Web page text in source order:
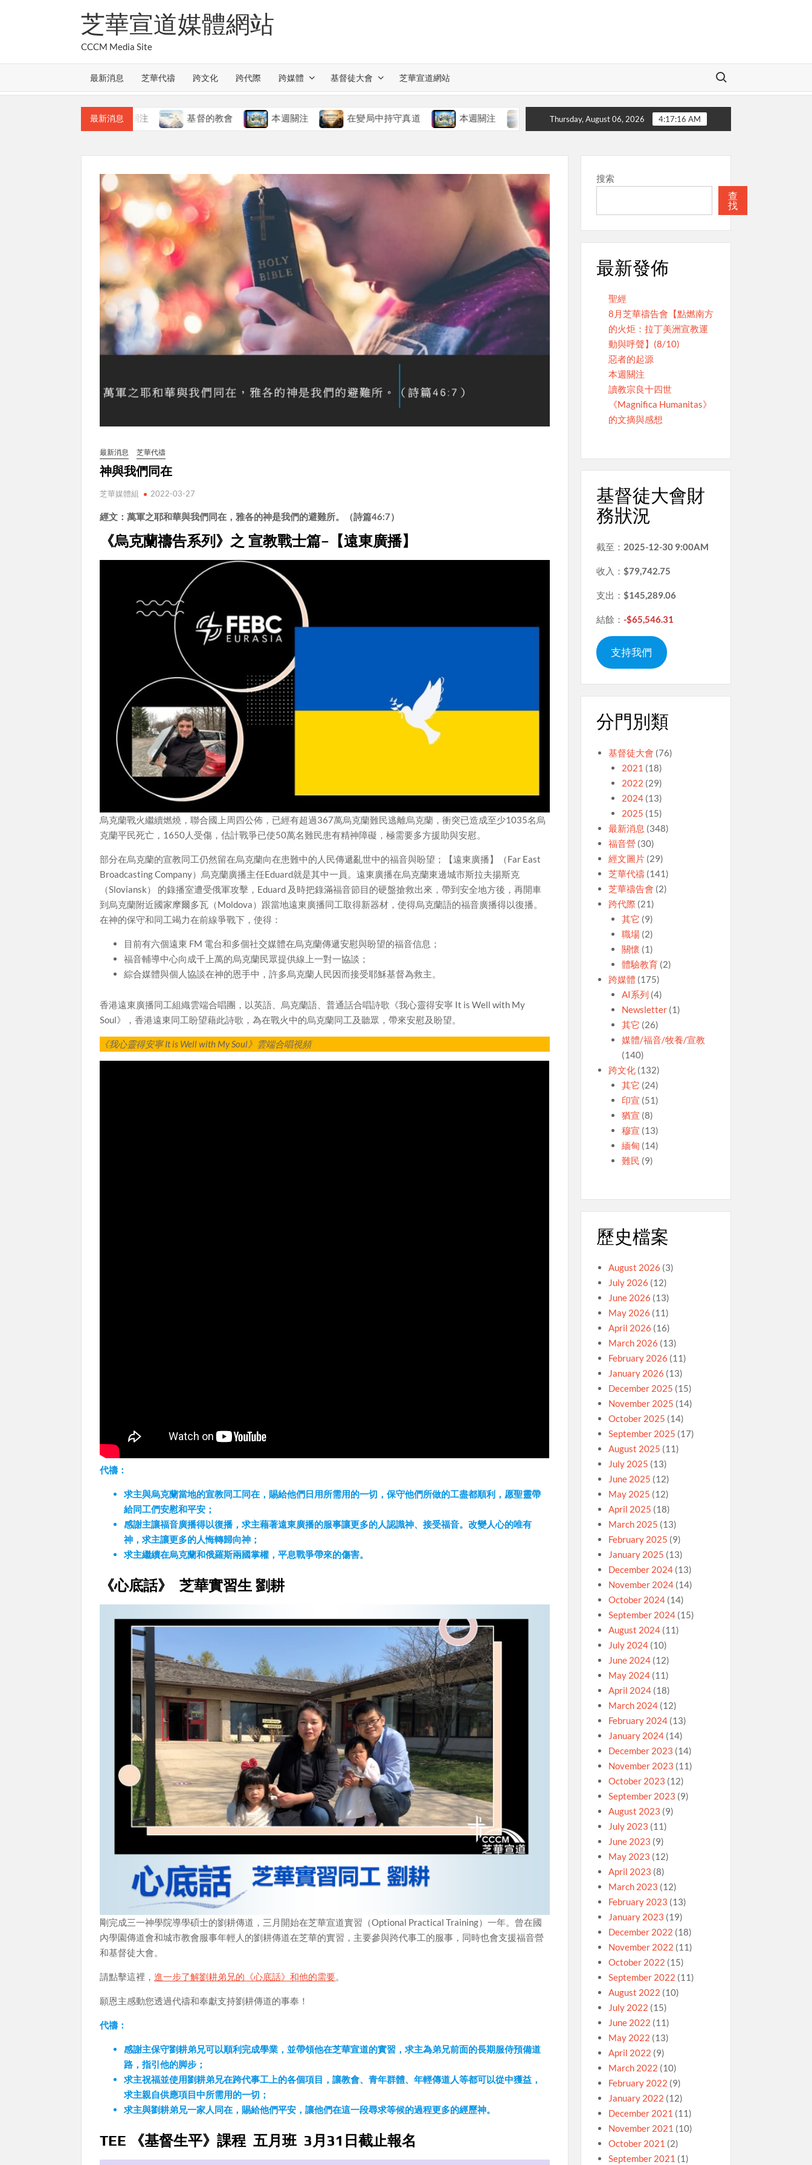
芝華宣道媒體網站
CCCM Media Site
最新消息 芝華代禱 跨文化 跨代際 跨媒體 基督徒大會 芝華宣道網站
Search for:
最新消息
本週關注 基督的教會 本週關注 在變局中持守真道 本週關注 慈愛的神 本週關注 聖經
Thursday, August 06, 2026 4:17:17 AM
最新消息 芝華代禱
神與我們同在
芝華媒體組 2022-03-27
經文：萬軍之耶和華與我們同在，雅各的神是我們的避難所。（詩篇46:7）
《烏克蘭禱告系列》之 宣教戰士篇–【遠東廣播】
烏克蘭戰火繼續燃燒，聯合國上周四公佈，已經有超過367萬烏克蘭難民逃離烏克蘭，衝突已造成至少1035名烏
克蘭平民死亡，1650人受傷，估計戰爭已使50萬名難民患有精神障礙，極需要多方援助與安慰。
部分在烏克蘭的宣教同工仍然留在烏克蘭向在患難中的人民傳遞亂世中的福音與盼望；【遠東廣播】（Far East
Broadcasting Company）烏克蘭廣播主任Eduard就是其中一員。遠東廣播在烏克蘭東邊城市斯拉夫揚斯克
（Sloviansk） 的錄播室遭受俄軍攻擊，Eduard 及時把錄滿福音節目的硬盤搶救出來，帶到安全地方後，再開車
到烏克蘭附近國家摩爾多瓦（Moldova）跟當地遠東廣播同工取得新器材，使得烏克蘭語的福音廣播得以復播。
在神的保守和同工竭力在前線爭戰下，使得：
目前有六個遠東 FM 電台和多個社交媒體在烏克蘭傳遞安慰與盼望的福音信息；
福音輔導中心向成千上萬的烏克蘭民眾提供線上一對一協談；
綜合媒體與個人協談在神的恩手中，許多烏克蘭人民因而接受耶穌基督為救主。
香港遠東廣播同工組織雲端合唱團，以英語、烏克蘭語、普通話合唱詩歌《我心靈得安寧 It is Well with My
Soul》，香港遠東同工盼望藉此詩歌，為在戰火中的烏克蘭同工及聽眾，帶來安慰及盼望。
《我心靈得安寧 It is Well with My Soul》雲端合唱視頻
代禱：
求主與烏克蘭當地的宣教同工同在，賜給他們日用所需用的一切，保守他們所做的工盡都順利，愿聖靈帶
給同工們安慰和平安；
感謝主讓福音廣播得以復播，求主藉著遠東廣播的服事讓更多的人認識神、接受福音。改變人心的唯有
神，求主讓更多的人悔轉歸向神；
求主繼續在烏克蘭和俄羅斯兩國掌權，平息戰爭帶來的傷害。
《心底話》 芝華實習生 劉耕
剛完成三一神學院導學碩士的劉耕傳道，三月開始在芝華宣道實習（Optional Practical Training）一年。曾在國
內學園傳道會和城市教會服事年輕人的劉耕傳道在芝華的實習，主要參與跨代事工的服事，同時也會支援福音營
和基督徒大會。
請點擊這裡，進一步了解劉耕弟兄的《心底話》和他的需要。
願恩主感動您透過代禱和奉獻支持劉耕傳道的事奉！
代禱：
感謝主保守劉耕弟兄可以順利完成學業，並帶領他在芝華宣道的實習，求主為弟兄前面的長期服侍預備道
路，指引他的脚步；
求主祝福並使用劉耕弟兄在跨代事工上的各個項目，讓教會、青年群體、年輕傳道人等都可以從中獲益，
求主親自供應項目中所需用的一切；
求主與劉耕弟兄一家人同在，賜給他們平安，讓他們在這一段尋求等候的過程更多的經歷神。
TEE 《基督生平》課程 五月班 3月31日截止報名
搜索
查
找
最新發佈
聖經
8月芝華禱告會【點燃南方
的火炬：拉丁美洲宣教運
動與呼聲】(8/10)
惡者的起源
本週關注
讀教宗良十四世
《Magnifica Humanitas》
的文摘與感想
基督徒大會財
務狀況
截至： 2025-12-30 9:00AM
收入： $79,742.75
支出： $145,289.06
結餘： -$65,546.31
支持我們
分門別類
基督徒大會 (76)
2021 (18)
2022 (29)
2024 (13)
2025 (15)
最新消息 (348)
福音營(30)
經文圖片(29)
芝華代禱(141)
芝華禱告會 (2)
跨代際(21)
其它 (9)
職場 (2)
關懷 (1)
體驗教育 (2)
跨媒體 (175)
AI系列 (4)
Newsletter (1)
其它 (26)
媒體/福音/牧養/宣教
(140)
跨文化 (132)
其它 (24)
印宣 (51)
猶宣 (8)
穆宣 (13)
緬甸 (14)
難民 (9)
歷史檔案
August 2026 (3)
July 2026 (12)
June 2026 (13)
May 2026 (11)
April 2026 (16)
March 2026 (13)
February 2026 (11)
January 2026 (13)
December 2025 (15)
November 2025 (14)
October 2025 (14)
September 2025 (17)
August 2025 (11)
July 2025 (13)
June 2025 (12)
May 2025 (12)
April 2025 (18)
March 2025 (13)
February 2025 (9)
January 2025 (13)
December 2024(13)
November 2024(14)
October 2024(14)
September 2024(15)
August 2024(11)
July 2024(10)
June 2024(12)
May 2024(11)
April 2024(18)
March 2024(12)
February 2024(13)
January 2024(14)
December 2023 (14)
November 2023 (11)
October 2023 (12)
September 2023 (9)
August 2023 (9)
July 2023 (11)
June 2023 (9)
May 2023 (12)
April 2023 (8)
March 2023 (12)
February 2023 (13)
January 2023 (19)
December 2022 (18)
November 2022 (11)
October 2022 (15)
September 2022 (11)
August 2022 (10)
July 2022 (15)
June 2022 (11)
May 2022 (13)
April 2022 (9)
March 2022 (10)
February 2022 (9)
January 2022 (12)
December 2021 (11)
November 2021 (10)
October 2021 (2)
September 2021 (1)